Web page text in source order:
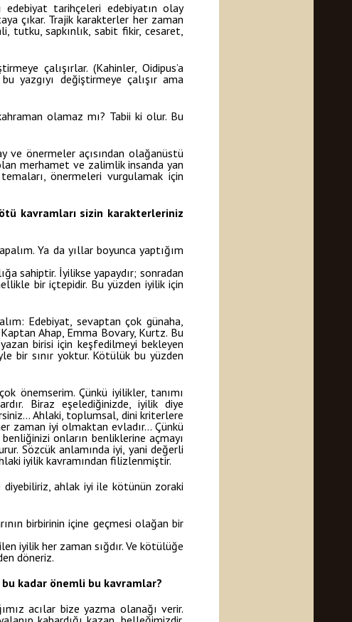
tarihçeleri edebiyatın olay
çıkar. Trajik karakterler her zaman
tutku, sapkınlık, sabit fikir, cesaret,
çalışırlar. (Kahinler, Oidipus’a
yazgıyı değiştirmeye çalışır ama
olamaz mı? Tabii ki olur. Bu
ve önermeler açısından olağanüstü
merhamet ve zalimlik insanda yan
önermeleri vurgulamak için
kavramları sizin karakterleriniz
Ya da yıllar boyunca yaptığım
sahiptir. İyilikse yapaydır; sonradan
bir içtepidir. Bu yüzden iyilik için
Edebiyat, sevaptan çok günaha,
Ahap, Emma Bovary, Kurtz. Bu
birisi için keşfedilmeyi bekleyen
bir sınır yoktur. Kötülük bu yüzden
önemserim. Çünkü iyilikler, tanımı
Biraz eşelediğinizde, iyilik diye
Ahlaki, toplumsal, dini kriterlere
zaman iyi olmaktan evladır… Çünkü
onların benliklerine açmayı
Sözcük anlamında iyi, yani değerli
iyilik kavramından filizlenmiştir.
ahlak iyi ile kötünün zoraki
birbirinin içine geçmesi olağan bir
iyilik her zaman sığdır. Ve kötülüğe
döneriz.
kadar önemli bu kavramlar?
acılar bize yazma olanağı verir.